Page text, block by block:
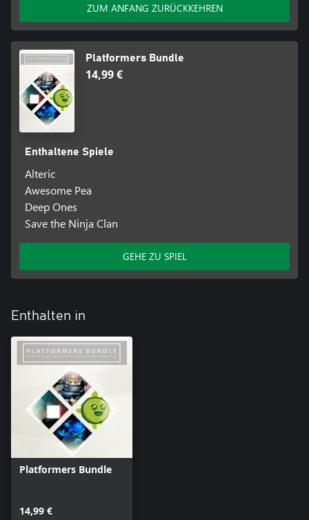
ZUM ANFANG ZURÜCKKEHREN
Platformers Bundle
14,99 €
Enthaltene Spiele
Alteric
Awesome Pea
Deep Ones
Save the Ninja Clan
GEHE ZU SPIEL
Enthalten in
Platformers Bundle
14,99 €